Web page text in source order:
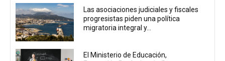
Las asociaciones judiciales y fiscales
progresistas piden una política
migratoria integral y...
El Ministerio de Educación,